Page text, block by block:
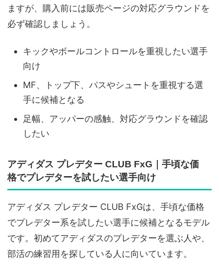
ますが、購入前には販売ページの対応グラウンドを
必ず確認しましょう。
キックやボールコントロールを重視したい選手
向け
MF、トップ下、パスやシュートを重視する選
手に候補となる
足幅、アッパーの感触、対応グラウンドを確認
したい
アディダス プレデター CLUB FxG｜手頃な価
格でプレデターを試したい選手向け
アディダス プレデター CLUB FxGは、手頃な価格
でプレデター系を試したい選手に候補となるモデル
です。初めてアディダスのプレデターを選ぶ人や、
部活の練習用を探している人に向いています。